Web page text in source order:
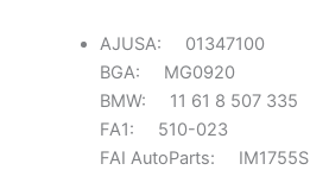
AJUSA: 01347100
BGA: MG0920
BMW: 11 61 8 507 335
FA1: 510-023
FAI AutoParts: IM1755S